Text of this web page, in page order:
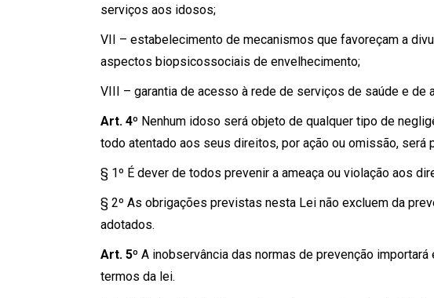
serviços aos idosos;
VII – estabelecimento de mecanismos que favoreçam a
aspectos biopsicossociais de envelhecimento;
VIII – garantia de acesso à rede de serviços de saúde e de
Art. 4º Nenhum idoso será objeto de qualquer tipo de
todo atentado aos seus direitos, por ação ou omissão, será
§ 1º É dever de todos prevenir a ameaça ou violação aos
§ 2º As obrigações previstas nesta Lei não excluem da
adotados.
Art. 5º A inobservância das normas de prevenção
termos da lei.